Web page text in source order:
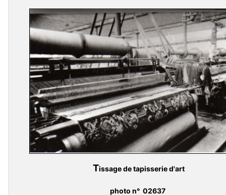
Tissage de tapisserie d'art
photo n° 02637